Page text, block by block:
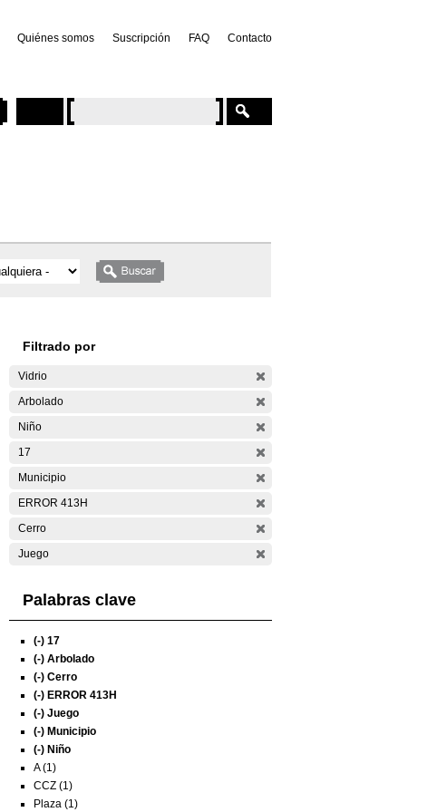
Quiénes somos Suscripción FAQ Contacto
Filtrado por
Vidrio
Arbolado
Niño
17
Municipio
ERROR 413H
Cerro
Juego
Palabras clave
(-) 17
(-) Arbolado
(-) Cerro
(-) ERROR 413H
(-) Juego
(-) Municipio
(-) Niño
A (1)
CCZ (1)
Plaza (1)